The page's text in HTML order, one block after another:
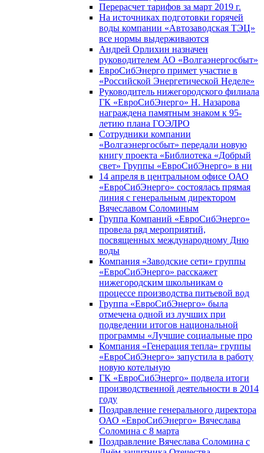
Перерасчет тарифов за март 2019 г.
На источниках подготовки горячей
воды компании «Автозаводская ТЭЦ»
все нормы выдерживаются
Андрей Орлихин назначен
руководителем АО «Волгаэнергосбыт»
ЕвроСибЭнерго примет участие в
«Российской Энергетической Неделе»
Руководитель нижегородского филиала
ГК «ЕвроСибЭнерго» Н. Назарова
награждена памятным знаком к 95-
летию плана ГОЭЛРО
Сотрудники компании
«Волгаэнергосбыт» передали новую
книгу проекта «Библиотека «Добрый
свет» Группы «ЕвроСибЭнерго» в ни
14 апреля в центральном офисе ОАО
«ЕвроСибЭнерго» состоялась прямая
линия с генеральным директором
Вячеславом Соломиным
Группа Компаний «ЕвроСибЭнерго»
провела ряд мероприятий,
посвященных международному Дню
воды
Компания «Заводские сети» группы
«ЕвроСибЭнерго» расскажет
нижегородским школьникам о
процессе производства питьевой вод
Группа «ЕвроСибЭнерго» была
отмечена одной из лучших при
подведении итогов национальной
программы «Лучшие социальные про
Компания «Генерация тепла» группы
«ЕвроСибЭнерго» запустила в работу
новую котельную
ГК «ЕвроСибЭнерго» подвела итоги
производственной деятельности в 2014
году
Поздравление генерального директора
ОАО «ЕвроСибЭнерго» Вячеслава
Соломина с 8 марта
Поздравление Вячеслава Соломина с